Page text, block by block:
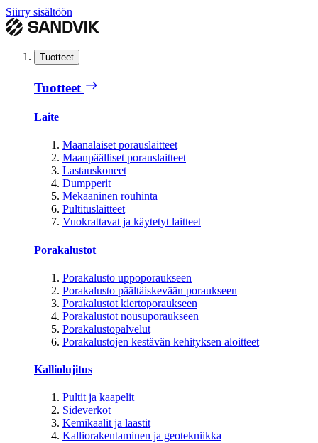
Siirry sisältöön
Tuotteet
Tuotteet
Laite
Maanalaiset porauslaitteet
Maanpäälliset porauslaitteet
Lastauskoneet
Dumpperit
Mekaaninen rouhinta
Pultituslaitteet
Vuokrattavat ja käytetyt laitteet
Porakalustot
Porakalusto uppoporaukseen
Porakalusto päältäiskevään poraukseen
Porakalustot kiertoporaukseen
Porakalustot nousuporaukseen
Porakalustopalvelut
Porakalustojen kestävän kehityksen aloitteet
Kalliolujitus
Pultit ja kaapelit
Sideverkot
Kemikaalit ja laastit
Kalliorakentaminen ja geotekniikka